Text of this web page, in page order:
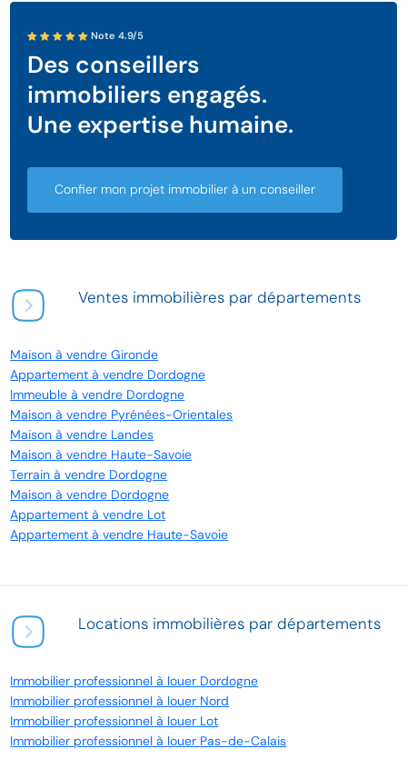
Note 4.9/5
Des conseillers
immobiliers engagés.
Une expertise humaine.
Confier mon projet immobilier à un conseiller
Ventes immobilières par départements
Maison à vendre Gironde
Appartement à vendre Dordogne
Immeuble à vendre Dordogne
Maison à vendre Pyrénées-Orientales
Maison à vendre Landes
Maison à vendre Haute-Savoie
Terrain à vendre Dordogne
Maison à vendre Dordogne
Appartement à vendre Lot
Appartement à vendre Haute-Savoie
Locations immobilières par départements
Immobilier professionnel à louer Dordogne
Immobilier professionnel à louer Nord
Immobilier professionnel à louer Lot
Immobilier professionnel à louer Pas-de-Calais